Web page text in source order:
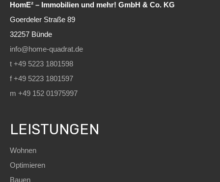
HomE² – Immobilien und mehr! GmbH & Co. KG
Goerdeler Straße 89
32257 Bünde
info@home-quadrat.de
t +49 5223 1801598
f +49 5223 1801597
m +49 152 01975997
LEISTUNGEN
Wohnen
Optimieren
Bauen